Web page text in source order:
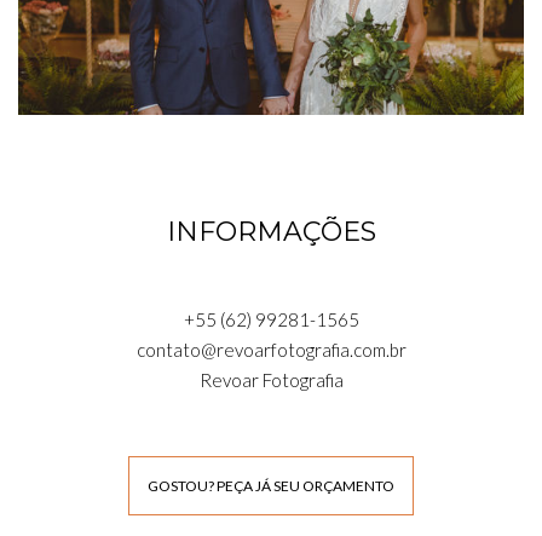
INFORMAÇÕES
+55 (62) 99281-1565
contato@revoarfotografia.com.br
Revoar Fotografia
GOSTOU? PEÇA JÁ SEU ORÇAMENTO